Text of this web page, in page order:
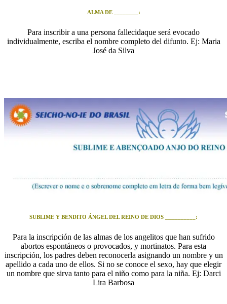
ALMA DE ________:
Para inscribir a una persona fallecidaque será evocado
individualmente, escriba el nombre completo del difunto. Ej: Maria
José da Silva
SUBLIME Y BENDITO ÁNGEL DEL REINO DE DIOS __________:
Para la inscripción de las almas de los angelitos que han sufrido
abortos espontáneos o provocados, y mortinatos. Para esta
inscripción, los padres deben reconocerla asignando un nombre y un
apellido a cada uno de ellos. Si no se conoce el sexo, hay que elegir
un nombre que sirva tanto para el niño como para la niña. Ej: Darci
Lira Barbosa